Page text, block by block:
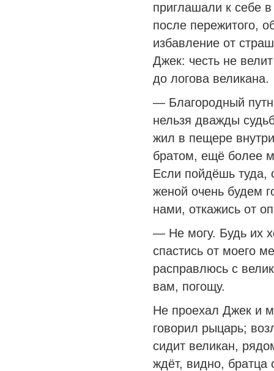
приглашали к себе в
после пережитого,
избавление от
Джек: честь не
до логова великана.
— Благородный
нельзя дважды
жил в пещере
братом, ещё более
Если пойдёшь туда,
женой очень будем
нами, откажись от
— Не могу. Будь их
спастись от моего
расправлюсь с
вам, погощу.
Не проехал Джек и
говорил рыцарь;
сидит великан,
ждёт, видно,